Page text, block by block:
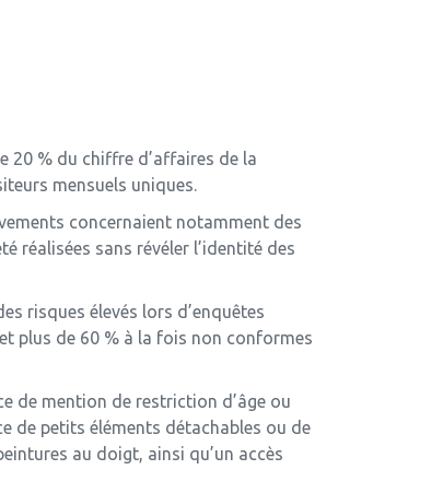
20 % du chiffre d’affaires de la
mensuels uniques.
concernaient notamment des
réalisées sans révéler l’identité des
risques élevés lors d’enquêtes
plus de 60 % à la fois non conformes
de mention de restriction d’âge ou
de petits éléments détachables ou de
au doigt, ainsi qu’un accès